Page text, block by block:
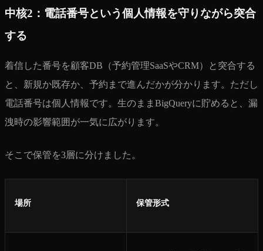
中核2：電話番号という個人情報を守りながら突合
する
着信した番号を顧客DB（予約管理SaaSやCRM）と突合する
と、新規か既存か、予約まで進んだかが分かります。ただし
電話番号は個人情報です。生のままBigQueryに貯めると、漏
洩時の影響範囲が一気に広がります。
そこで保管を3層に分けました。
場所 保管形式